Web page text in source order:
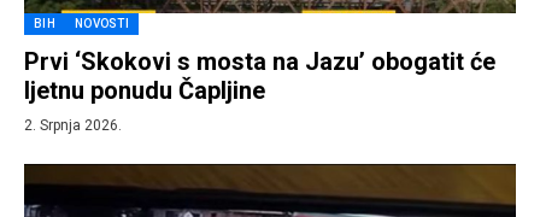
BIH NOVOSTI
Prvi ‘Skokovi s mosta na Jazu’ obogatit će
ljetnu ponudu Čapljine
2. Srpnja 2026.